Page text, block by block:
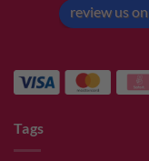
review us on
Tags